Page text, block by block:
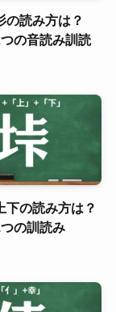
の読み方は？
つの音読み訓読
下の読み方は？
つの訓読み